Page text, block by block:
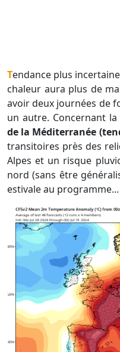
Tendance plus incertaine sur le tiers nord du pays, où la
chaleur aura plus de
avoir deux journées de
un autre. Concernant
de la Méditerranée
transitoires près des
Alpes et un risque
nord (sans être
estivale au programme...